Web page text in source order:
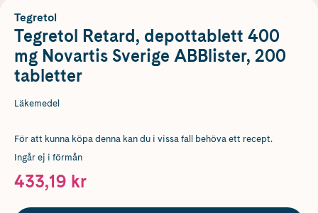
Tegretol
Tegretol Retard, depottablett 400
mg Novartis Sverige ABBlister, 200
tabletter
Läkemedel
För att kunna köpa denna kan du i vissa fall behöva ett recept.
Ingår ej i förmån
433,19 kr